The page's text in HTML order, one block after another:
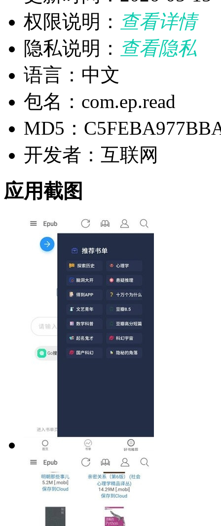
权限说明： 查看详情
隐私说明： 查看隐私
语言：中文
包名：com.ep.read
MD5：
开发者：互联网
应用截图